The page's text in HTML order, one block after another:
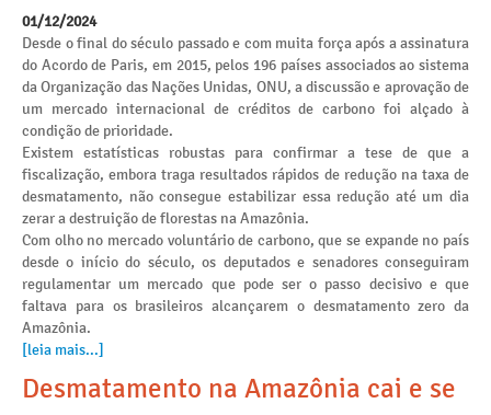
01/12/2024
Desde o final do século passado e com muita força após a assinatura
do Acordo de Paris, em 2015, pelos 196 países associados ao sistema
da Organização das Nações Unidas, ONU, a discussão e aprovação de
um mercado internacional de créditos de carbono foi alçado à
condição de prioridade.
Existem estatísticas robustas para confirmar a tese de que a
fiscalização, embora traga resultados rápidos de redução na taxa de
desmatamento, não consegue estabilizar essa redução até um dia
zerar a destruição de florestas na Amazônia.
Com olho no mercado voluntário de carbono, que se expande no país
desde o início do século, os deputados e senadores conseguiram
regulamentar um mercado que pode ser o passo decisivo e que
faltava para os brasileiros alcançarem o desmatamento zero da
Amazônia.
[leia mais...]
Desmatamento na Amazônia cai e se